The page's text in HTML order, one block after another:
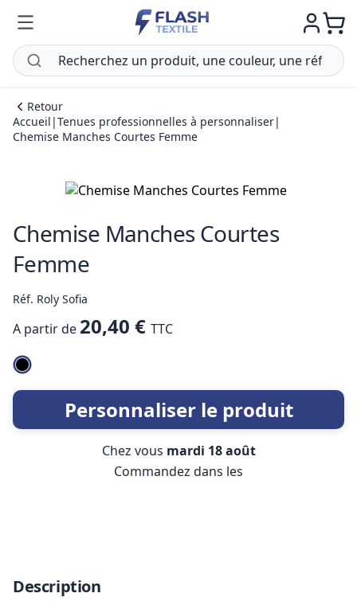
Retour
Accueil |Tenues professionnelles à personnaliser|
Chemise Manches Courtes Femme
Chemise Manches Courtes
Femme
Réf. Roly Sofia
A partir de 20,40 € TTC
Personnaliser le produit
Chez vous mardi 18 août
Commandez dans les
Description